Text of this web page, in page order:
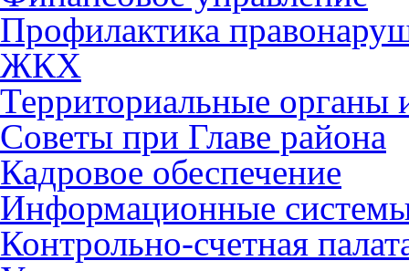
Профилактика
ЖКХ
Территориальные органы
Советы при Главе района
Кадровое обеспечение
Информационные
Контрольно-счетная